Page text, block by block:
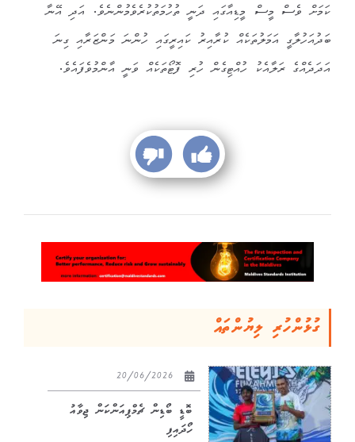
ކަމަށް ވެސް މީސް މީޑިއާގައި ދަނީ ތުހުމަތުކުރެވެމުންނެވެ. އަދި އޭނާ
ބަދުއަހުލާގީ އަމަލުތަކެއް ކުރާއިރު ކައިރީގައި ހުންނަ މަންޒަރާއި ގިނަ
އަދަދެއްގެ ރަލާއެކު ހުއްޓިގެން ހުރި ފޮޓޯތަކެއް ވަނީ އާންމުވެފައެވެ.
ގުޅުންހުރި ލިޔުންތައް
ބޮޑީ ބޯޑިން ޗެމްޕިއަންކަން ޖިވާއު
ހޯދައިފި